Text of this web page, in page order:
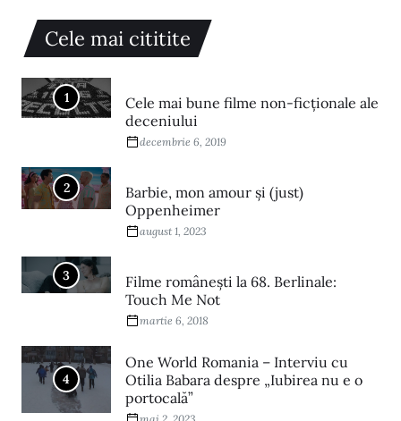
Cele mai cititite
1
Cele mai bune filme non-ficționale ale
deceniului
decembrie 6, 2019
2
Barbie, mon amour și (just)
Oppenheimer
august 1, 2023
3
Filme româneşti la 68. Berlinale:
Touch Me Not
martie 6, 2018
4
One World Romania – Interviu cu
Otilia Babara despre „Iubirea nu e o
portocală”